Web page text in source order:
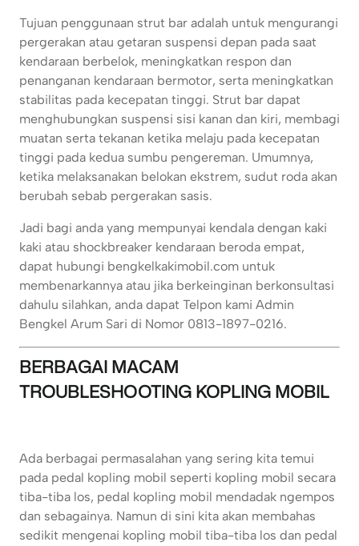
Tujuan penggunaan strut bar adalah untuk mengurangi
pergerakan atau getaran suspensi depan pada saat
kendaraan berbelok, meningkatkan respon dan
penanganan kendaraan bermotor, serta meningkatkan
stabilitas pada kecepatan tinggi. Strut bar dapat
menghubungkan suspensi sisi kanan dan kiri, membagi
muatan serta tekanan ketika melaju pada kecepatan
tinggi pada kedua sumbu pengereman. Umumnya,
ketika melaksanakan belokan ekstrem, sudut roda akan
berubah sebab pergerakan sasis.
Jadi bagi anda yang mempunyai kendala dengan kaki
kaki atau shockbreaker kendaraan beroda empat,
dapat hubungi bengkelkakimobil.com untuk
membenarkannya atau jika berkeinginan berkonsultasi
dahulu silahkan, anda dapat Telpon kami Admin
Bengkel Arum Sari di Nomor 0813-1897-0216.
BERBAGAI MACAM
TROUBLESHOOTING KOPLING MOBIL
Ada berbagai permasalahan yang sering kita temui
pada pedal kopling mobil seperti kopling mobil secara
tiba-tiba los, pedal kopling mobil mendadak ngempos
dan sebagainya. Namun di sini kita akan membahas
sedikit mengenai kopling mobil tiba-tiba los dan pedal